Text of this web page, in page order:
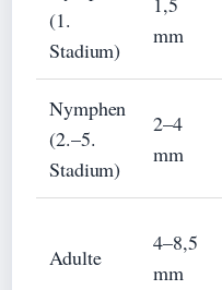
(1.
Stadium)
mm
Nymphen
(2.–5.
Stadium)
2–4
mm
Adulte
4–8,5
mm